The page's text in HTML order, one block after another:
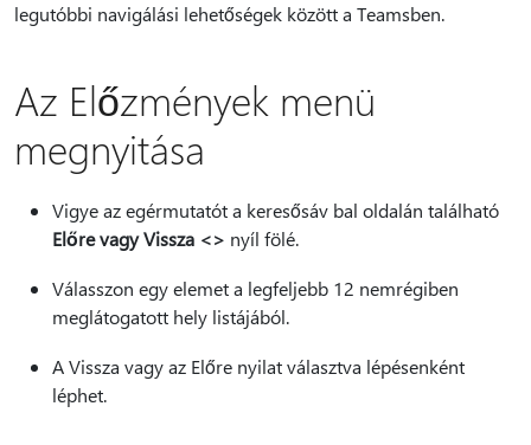
legutóbbi navigálási lehetőségek között a Teamsben.
Az Előzmények menü
megnyitása
Vigye az egérmutatót a keresősáv bal oldalán található
Előre vagy Vissza <> nyíl fölé.
Válasszon egy elemet a legfeljebb 12 nemrégiben
meglátogatott hely listájából.
A Vissza vagy az Előre nyilat választva lépésenként
léphet.